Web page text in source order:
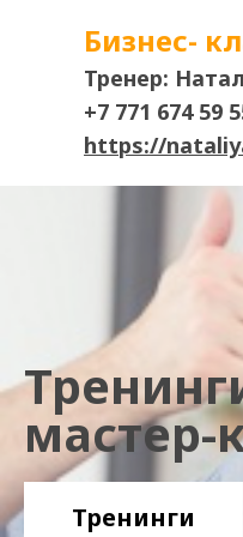
Бизнес-
Тренер:
+7 771 674 59
https://
мастер-
Тренинги